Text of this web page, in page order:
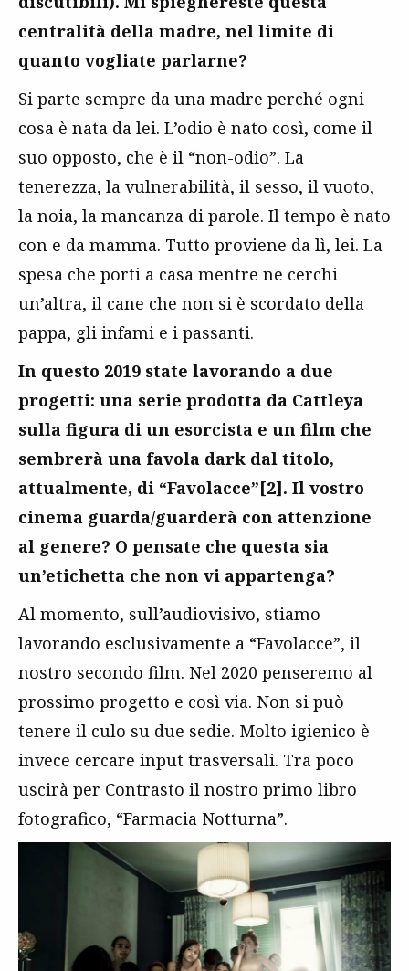
centralità della madre, nel limite di
quanto vogliate parlarne?
Si parte sempre da una madre perché ogni
cosa è nata da lei. L’odio è nato così, come il
suo opposto, che è il “non-odio”. La
tenerezza, la vulnerabilità, il sesso, il vuoto,
la noia, la mancanza di parole. Il tempo è nato
con e da mamma. Tutto proviene da lì, lei. La
spesa che porti a casa mentre ne cerchi
un’altra, il cane che non si è scordato della
pappa, gli infami e i passanti.
In questo 2019 state lavorando a due
progetti: una serie prodotta da Cattleya
sulla figura di un esorcista e un film che
sembrerà una favola dark dal titolo,
attualmente, di “Favolacce”[2]. Il vostro
cinema guarda/guarderà con attenzione
al genere? O pensate che questa sia
un’etichetta che non vi appartenga?
Al momento, sull’audiovisivo, stiamo
lavorando esclusivamente a “Favolacce”, il
nostro secondo film. Nel 2020 penseremo al
prossimo progetto e così via. Non si può
tenere il culo su due sedie. Molto igienico è
invece cercare input trasversali. Tra poco
uscirà per Contrasto il nostro primo libro
fotografico, “Farmacia Notturna”.